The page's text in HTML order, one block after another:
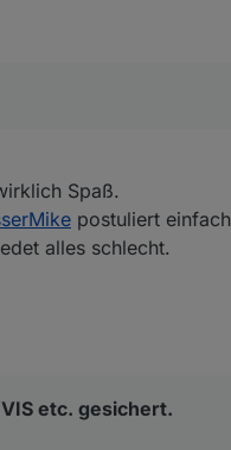
SO gross und warum
Adapter lesen.
nutzen, aber alles schlecht
Spaß.
postuliert
alles schlecht.
etc. gesichert.